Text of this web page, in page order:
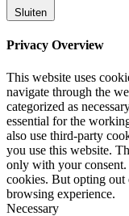
Sluiten
Privacy Overview
This website uses
navigate through the
categorized as
essential for the
also use third-party
you use this website.
only with your consent.
cookies. But opting out
browsing experience.
Necessary